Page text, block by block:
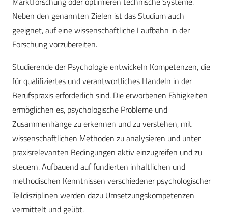
Neben den genannten Zielen ist das Studium auch
geeignet, auf eine wissenschaftliche Laufbahn in der
Forschung vorzubereiten.
Studierende der Psychologie entwickeln Kompetenzen, die
für qualifiziertes und verantwortliches Handeln in der
Berufspraxis erforderlich sind. Die erworbenen Fähigkeiten
ermöglichen es, psychologische Probleme und
Zusammenhänge zu erkennen und zu verstehen, mit
wissenschaftlichen Methoden zu analysieren und unter
praxisrelevanten Bedingungen aktiv einzugreifen und zu
steuern. Aufbauend auf fundierten inhaltlichen und
methodischen Kenntnissen verschiedener psychologischer
Teildisziplinen werden dazu Umsetzungskompetenzen
vermittelt und geübt.